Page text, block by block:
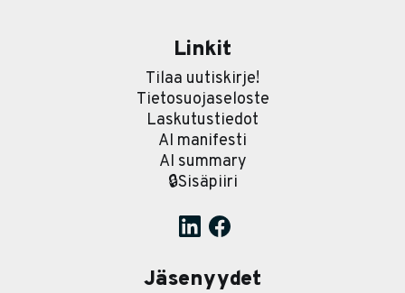
Linkit
Tilaa uutiskirje!
Tietosuojaseloste
Laskutustiedot
AI manifesti
AI summary
🔒Sisäpiiri
Jäsenyydet